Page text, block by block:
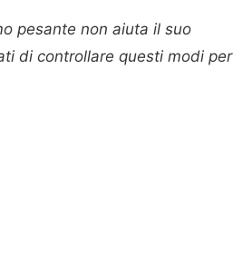
pesante non aiuta il suo
di controllare questi modi per